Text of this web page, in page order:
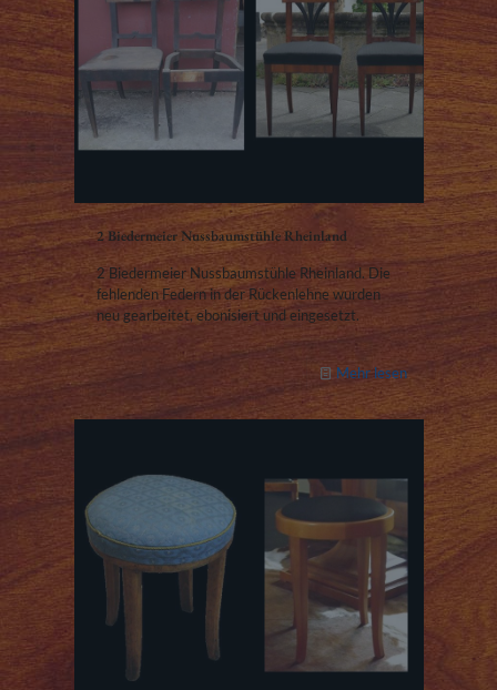
2 Biedermeier Nussbaumstühle Rheinland
2 Biedermeier Nussbaumstühle Rheinland. Die
fehlenden Federn in der Rückenlehne wurden
neu gearbeitet, ebonisiert und eingesetzt.
Mehr lesen